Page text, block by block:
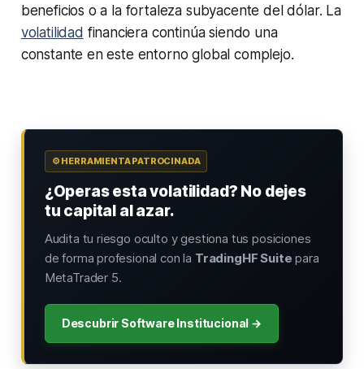
beneficios o a la fortaleza subyacente del dólar. La
volatilidad financiera continúa siendo una
constante en este entorno global complejo.
⚙️ HERRAMIENTA PATROCINADA
¿Operas esta volatilidad? No dejes
tu capital al azar.
Audita tu riesgo oculto y gestiona tus posiciones
de forma profesional con la TradingHF Suite para
MetaTrader 5.
Descubrir Software Institucional →